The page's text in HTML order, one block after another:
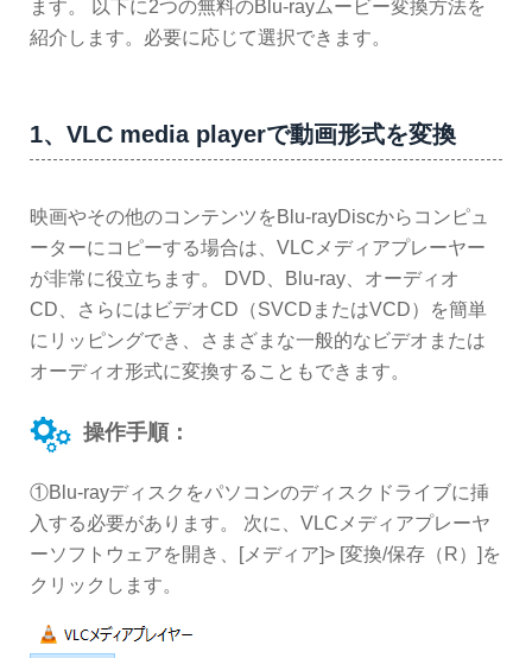
ます。 以下に2つの無料のBlu-rayムービー変換方法を
紹介します。必要に応じて選択できます。
1、VLC media playerで動画形式を変換
映画やその他のコンテンツをBlu-rayDiscからコンピュ
ーターにコピーする場合は、VLCメディアプレーヤー
が非常に役立ちます。 DVD、Blu-ray、オーディオ
CD、さらにはビデオCD（SVCDまたはVCD）を簡単
にリッピングでき、さまざまな一般的なビデオまたは
オーディオ形式に変換することもできます。
操作手順：
①Blu-rayディスクをパソコンのディスクドライブに挿
入する必要があります。 次に、VLCメディアプレーヤ
ーソフトウェアを開き、[メディア]> [変換/保存（R）]を
クリックします。